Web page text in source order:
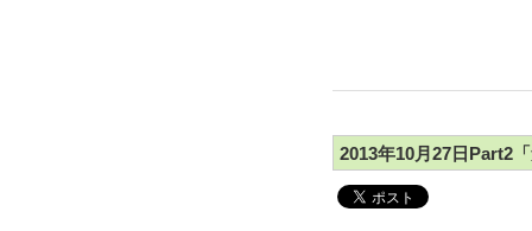
2013年10月27日Part2